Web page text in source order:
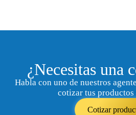
¿Necesitas una
Habla con uno de nuestros
cotizar tus
Cotizar